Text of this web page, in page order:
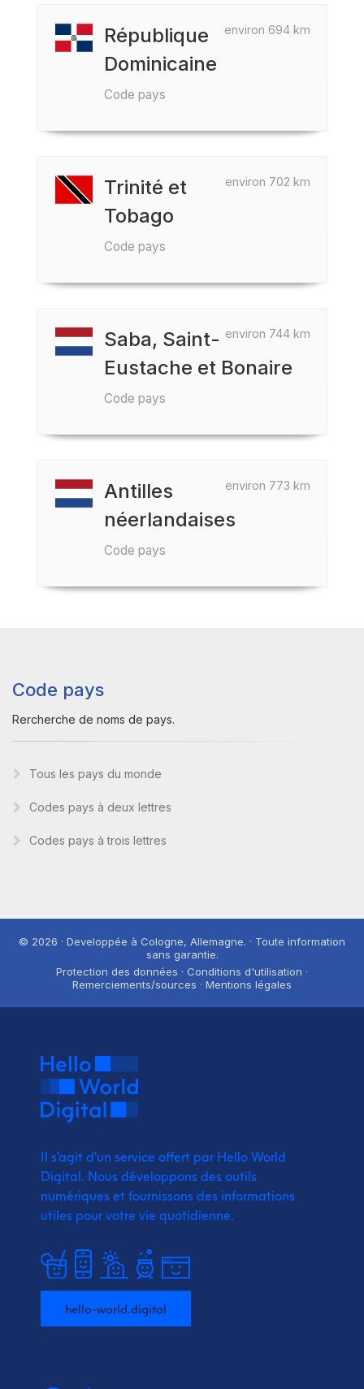
environ 694 km
République
Dominicaine
Code pays
environ 702 km
Trinité et
Tobago
Code pays
environ 744 km
Saba, Saint-
Eustache et Bonaire
Code pays
environ 773 km
Antilles
néerlandaises
Code pays
Code pays
Rercherche de noms de pays.
Tous les pays du monde
Codes pays à deux lettres
Codes pays à trois lettres
© 2026 · Developpée à Cologne, Allemagne. · Toute information
sans garantie.
Protection des données · Conditions d'utilisation ·
Remerciements/sources · Mentions légales
Il s'agit d'un service offert par Hello World
Digital. Nous développons des outils
numériques et fournissons des informations
utiles pour votre vie quotidienne.
hello-world.digital